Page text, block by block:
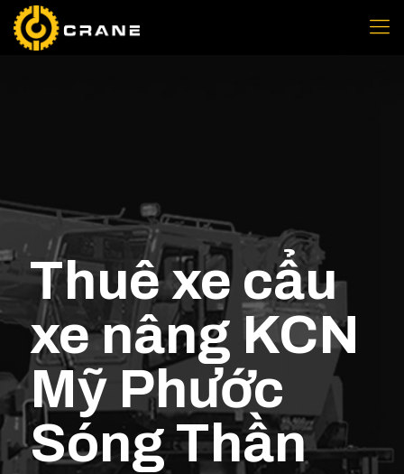
Thuê xe cẩu
xe nâng KCN
Mỹ Phước
Sóng Thần